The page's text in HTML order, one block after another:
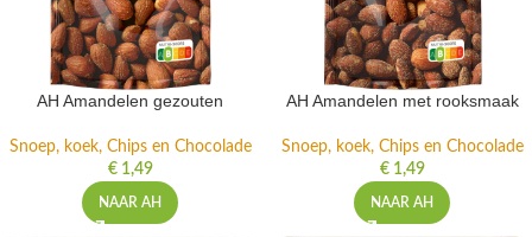
AH Amandelen gezouten
Snoep, koek, Chips en Chocolade
€1,49
NAAR AH
AH Amandelen met rooksmaak
Snoep, koek, Chips en Chocolade
€1,49
NAAR AH